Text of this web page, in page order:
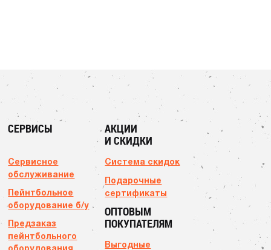
СЕРВИСЫ
Сервисное
обслуживание
Пейнтбольное
оборудование б/у
Предзаказ
пейнтбольного
оборудования
АКЦИИ
И СКИДКИ
Система скидок
Подарочные
сертификаты
ОПТОВЫМ
ПОКУПАТЕЛЯМ
Выгодные